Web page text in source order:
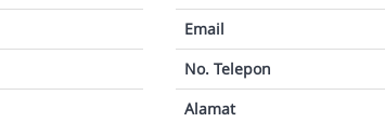
Email
No. Telepon
Alamat